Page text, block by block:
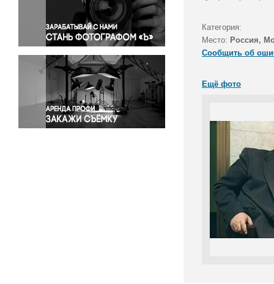
Правосудие
Происшествия и конфликты
Религия
Светская жизнь
Спорт
Экология
Экономика и бизнес
Категория:
Место: Россия,
Сообщить об
Ещё фото